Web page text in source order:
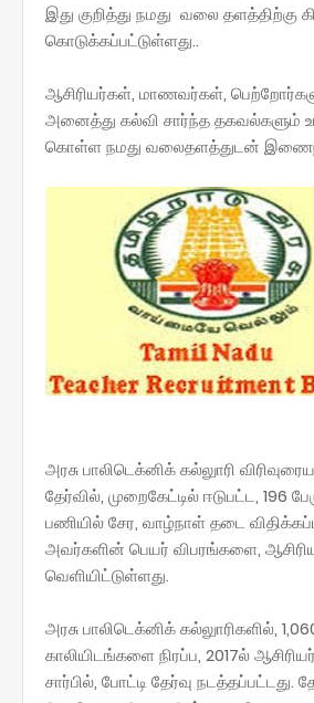
இது குறித்து நமது வலை தளத்திற்கு
கொடுக்கப்பட்டுள்ளது..
ஆசிரியர்கள், மாணவர்கள்,
அனைத்து கல்வி சார்ந்த தகவல்களும்
கொள்ள நமது வலைதளத்துடன்
அரசு பாலிடெக்னிக் கல்லுாரி
தேர்வில், முறைகேட்டில் ஈடுபட்ட, 196
பணியில் சேர, வாழ்நாள் தடை
அவர்களின் பெயர் விபரங்களை,
வெளியிட்டுள்ளது.
அரசு பாலிடெக்னிக் கல்லுாரிகளில்,
காலியிடங்களை நிரப்ப, 2017ல்
சார்பில், போட்டி தேர்வு நடத்தப்பட்டது.